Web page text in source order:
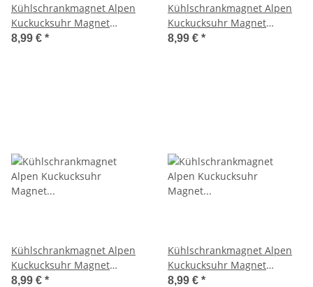
Kühlschrankmagnet Alpen
Kuckucksuhr Magnet
Urlaubserinnerung
8,99 € *
Kühlschrankmagnet Alpen
Kuckucksuhr Magnet
Urlaubserinnerung
8,99 € *
Kühlschrankmagnet Alpen
Kuckucksuhr Magnet
Urlaubserinnerung
8,99 € *
Kühlschrankmagnet Alpen
Kuckucksuhr Magnet
Urlaubserinnerung
8,99 € *